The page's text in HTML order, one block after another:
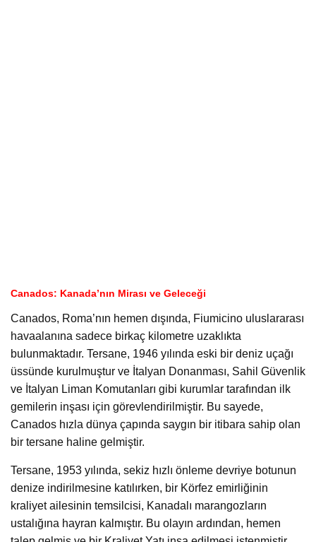
Canados: Kanada’nın Mirası ve Geleceği
Canados, Roma’nın hemen dışında, Fiumicino uluslararası
havaalanına sadece birkaç kilometre uzaklıkta
bulunmaktadır. Tersane, 1946 yılında eski bir deniz uçağı
üssünde kurulmuştur ve İtalyan Donanması, Sahil Güvenlik
ve İtalyan Liman Komutanları gibi kurumlar tarafından ilk
gemilerin inşası için görevlendirilmiştir. Bu sayede,
Canados hızla dünya çapında saygın bir itibara sahip olan
bir tersane haline gelmiştir.
Tersane, 1953 yılında, sekiz hızlı önleme devriye botunun
denize indirilmesine katılırken, bir Körfez emirliğinin
kraliyet ailesinin temsilcisi, Kanadalı marangozların
ustalığına hayran kalmıştır. Bu olayın ardından, hemen